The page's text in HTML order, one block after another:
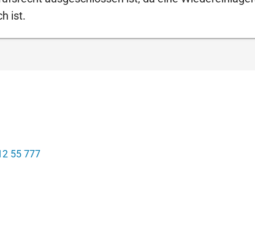
ist.
55 777